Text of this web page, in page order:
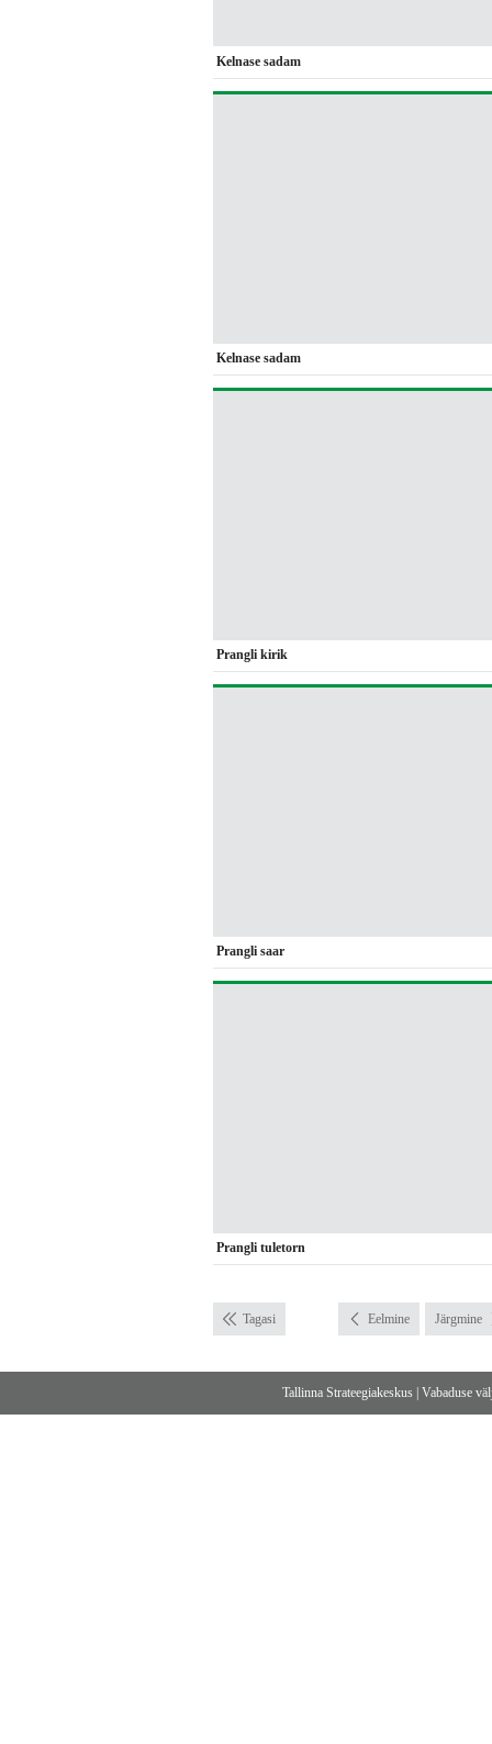
Kelnase sadam
Kelnase sadam
Prangli kirik
Prangli saar
Prangli tuletorn
Tagasi Eelmine Järgmine
Tallinna Strateegiakeskus Vabaduse